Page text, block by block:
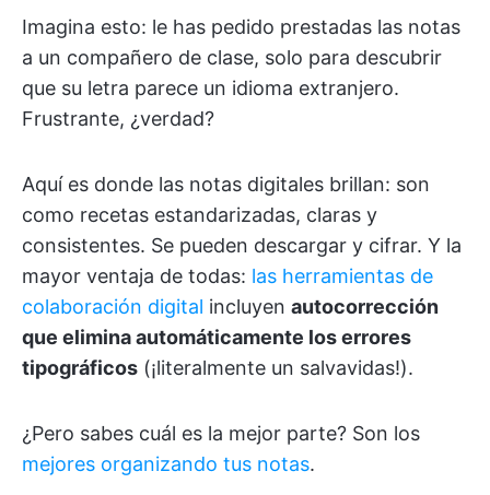
Imagina esto: le has pedido prestadas las notas
a un compañero de clase, solo para descubrir
que su letra parece un idioma extranjero.
Frustrante, ¿verdad?
Aquí es donde las notas digitales brillan: son
como recetas estandarizadas, claras y
consistentes. Se pueden descargar y cifrar. Y la
mayor ventaja de todas: las herramientas de
colaboración digital incluyen autocorrección
que elimina automáticamente los errores
tipográficos (¡literalmente un salvavidas!).
¿Pero sabes cuál es la mejor parte? Son los
mejores organizando tus notas.